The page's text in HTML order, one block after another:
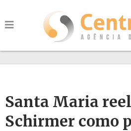
Santa Maria
Schirmer como